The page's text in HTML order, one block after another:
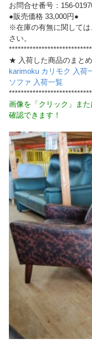
お問合せ番号：156-
●販売価格 33,000円●
※在庫の有無に関して
さい。
★ 入荷した商品のまと
karimoku カリモク 入荷
ソファ 入荷一覧
画像を「クリック」ま
確認できます！